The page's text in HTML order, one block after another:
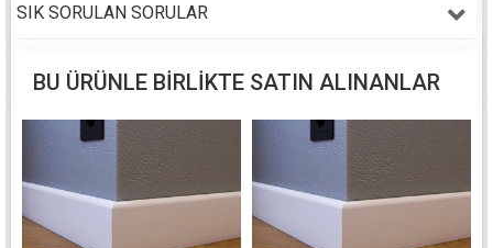
SIK SORULAN SORULAR
BU ÜRÜNLE BIRLIKTE SATIN ALINANLAR